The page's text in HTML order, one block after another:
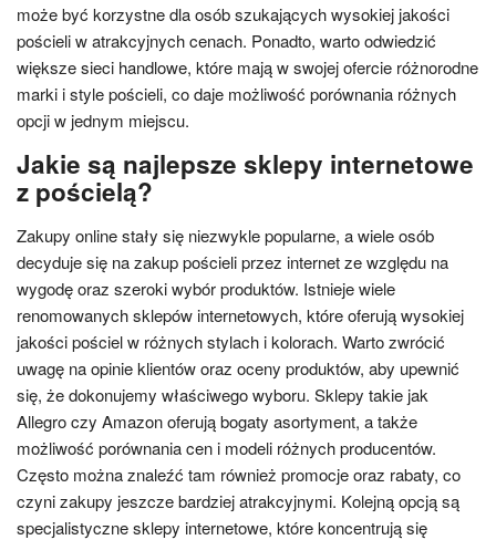
może być korzystne dla osób szukających wysokiej jakości
pościeli w atrakcyjnych cenach. Ponadto, warto odwiedzić
większe sieci handlowe, które mają w swojej ofercie różnorodne
marki i style pościeli, co daje możliwość porównania różnych
opcji w jednym miejscu.
Jakie są najlepsze sklepy internetowe
z pościelą?
Zakupy online stały się niezwykle popularne, a wiele osób
decyduje się na zakup pościeli przez internet ze względu na
wygodę oraz szeroki wybór produktów. Istnieje wiele
renomowanych sklepów internetowych, które oferują wysokiej
jakości pościel w różnych stylach i kolorach. Warto zwrócić
uwagę na opinie klientów oraz oceny produktów, aby upewnić
się, że dokonujemy właściwego wyboru. Sklepy takie jak
Allegro czy Amazon oferują bogaty asortyment, a także
możliwość porównania cen i modeli różnych producentów.
Często można znaleźć tam również promocje oraz rabaty, co
czyni zakupy jeszcze bardziej atrakcyjnymi. Kolejną opcją są
specjalistyczne sklepy internetowe, które koncentrują się